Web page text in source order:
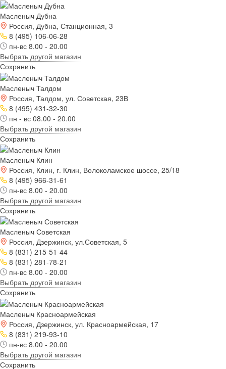
Масленыч Дубна
Россия, Дубна, Станционная, 3
8 (495) 106-06-28
пн-вс 8.00 - 20.00
Выбрать другой магазин
Сохранить
Масленыч Талдом
Россия, Талдом, ул. Советская, 23В
8 (495) 431-32-30
пн - вс 08.00 - 20.00
Выбрать другой магазин
Сохранить
Масленыч Клин
Россия, Клин, г. Клин, Волоколамское шоссе, 25/18
8 (495) 966-31-61
пн-вс 8.00 - 20.00
Выбрать другой магазин
Сохранить
Масленыч Советская
Россия, Дзержинск, ул.Советская, 5
8 (831) 215-51-44
8 (831) 281-78-21
пн-вс 8.00 - 20.00
Выбрать другой магазин
Сохранить
Масленыч Красноармейская
Россия, Дзержинск, ул. Красноармейская, 17
8 (831) 219-93-10
пн-вс 8.00 - 20.00
Выбрать другой магазин
Сохранить